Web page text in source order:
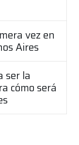
vez en
Aires
ser la
cómo será